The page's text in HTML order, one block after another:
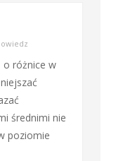
o różnice w
średnimi nie
poziomie